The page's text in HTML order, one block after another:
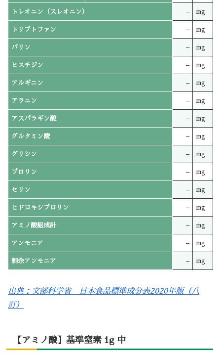
トレオニン（スレオニン） – mg
トリプトファン – mg
バリン – mg
ヒスチジン – mg
アルギニン – mg
アラニン – mg
アスパラギン酸 – mg
グルタミン酸 – mg
グリシン – mg
プロリン – mg
セリン – mg
ヒドロキシプロリン – mg
アミノ酸組成計 – mg
アンモニア – mg
剰余アンモニア – mg
出典：文部科学省 日本食品標準成分表2020年版（八
訂）
【アミノ酸】基準窒素 1g 中